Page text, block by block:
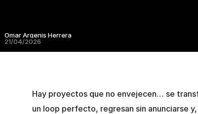
Omar Argenis Herrera
21/04/2026
Hay proyectos que no envejecen… se
un loop perfecto, regresan sin anunciarse